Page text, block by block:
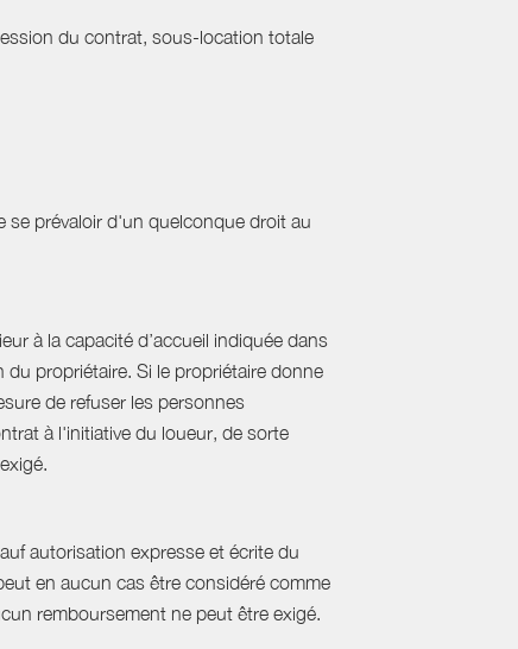
du contrat, sous-location totale
se prévaloir d'un quelconque droit au
à la capacité d’accueil indiquée dans
propriétaire. Si le propriétaire donne
de refuser les personnes
à l'initiative du loueur, de sorte
autorisation expresse et écrite du
en aucun cas être considéré comme
remboursement ne peut être exigé.